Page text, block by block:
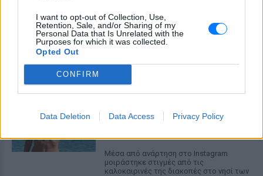
I want to opt-out of Collection, Use,
Retention, Sale, and/or Sharing of my
Personal Data that Is Unrelated with the
Purposes for which it was collected.
Opted Out
CONFIRM
Data Deletion Data Access Privacy Policy
Ένας κάτοχος εισιτηρίου
διαρκείας είναι μόλις 2 μηνών
ΧΤΕΣ
ΟΦΗ
Διακοπές στη Μύκονο για τη
φωτογραφίες με μαγιό στην
παραλία
ΧΤΕΣ
Μέσα από ανάρτηση στο Instagram
μοιράστηκε στιγμές από τις
καλοκαιρινές της διακοπές στο νησί των